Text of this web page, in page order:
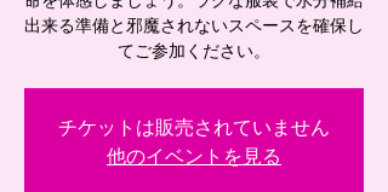
出来る準備と邪魔されないスペースを確保し
てご参加ください。
チケットは販売されていません
他のイベントを見る